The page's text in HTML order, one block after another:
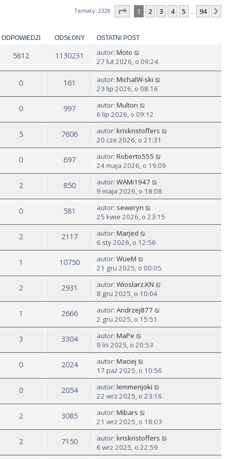
Tematy: 2328 Strona1 z94
1 2 3 4 5 94
ODPOWIEDZI ODSŁONY OSTATNI POST
5812 1130231 autor: Moto
27 lut 2026, o 09:24
0 161 autor: MichalW-ski
23 lip 2026, o 08:16
0 997 autor: Multon
6 lip 2026, o 09:12
5 7606 autor: kriskristoffers
20 cze 2026, o 21:31
0 697 autor: Roberto555
24 maja 2026, o 19:09
2 850 autor: WAMi1947
9 maja 2026, o 18:08
0 581 autor: seweryn
25 kwie 2026, o 23:15
2 2117 autor: Marjed
6 sty 2026, o 12:56
1 10750 autor: WueM
21 gru 2025, o 00:05
2 2931 autor: Wioslarz.KN
8 gru 2025, o 10:04
1 2666 autor: Andrzej877
2 gru 2025, o 15:51
3 3304 autor: MaPe
9 lis 2025, o 20:53
0 2024 autor: Maciej
17 paź 2025, o 10:56
0 2054 autor: lemmenjoki
22 wrz 2025, o 23:16
2 3085 autor: Mibars
21 wrz 2025, o 18:03
2 7150 autor: kriskristoffers
6 wrz 2025, o 22:59